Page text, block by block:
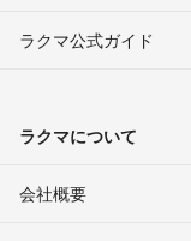
ラクマ公式ガイド
ラクマについて
会社概要